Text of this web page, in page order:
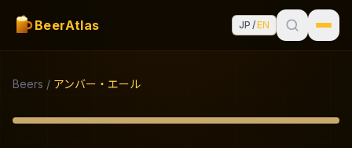
BeerAtlas JP /EN
Beers / アンバー・エール